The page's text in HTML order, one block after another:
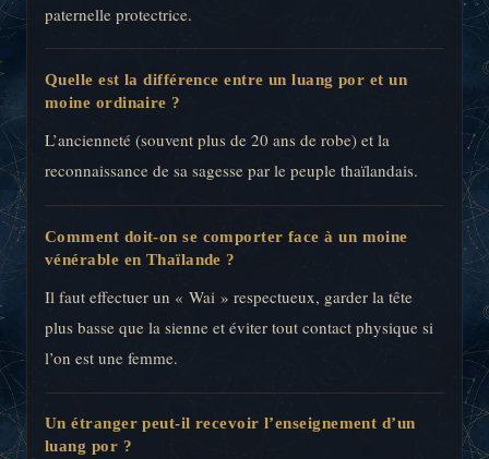
paternelle protectrice.
Quelle est la différence entre un luang por et un
moine ordinaire ?
L’ancienneté (souvent plus de 20 ans de robe) et la
reconnaissance de sa sagesse par le peuple thaïlandais.
Comment doit-on se comporter face à un moine
vénérable en Thaïlande ?
Il faut effectuer un « Wai » respectueux, garder la tête
plus basse que la sienne et éviter tout contact physique si
l’on est une femme.
Un étranger peut-il recevoir l’enseignement d’un
luang por ?